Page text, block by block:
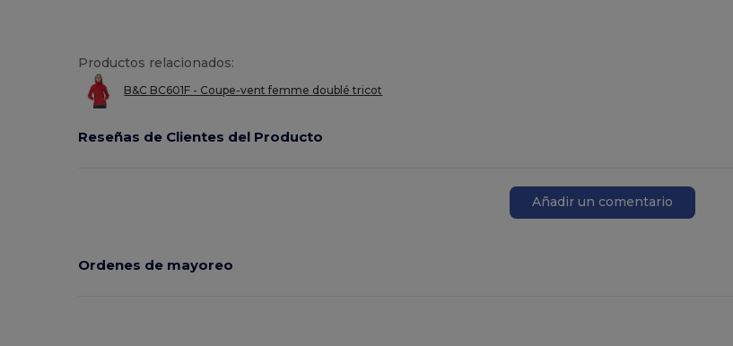
Productos relacionados:
B&C BC601F - Coupe-vent femme doublé tricot
Reseñas de Clientes del Producto
Añadir un comentario
Ordenes de mayoreo